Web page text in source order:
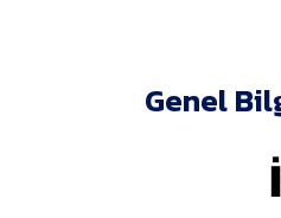
Genel